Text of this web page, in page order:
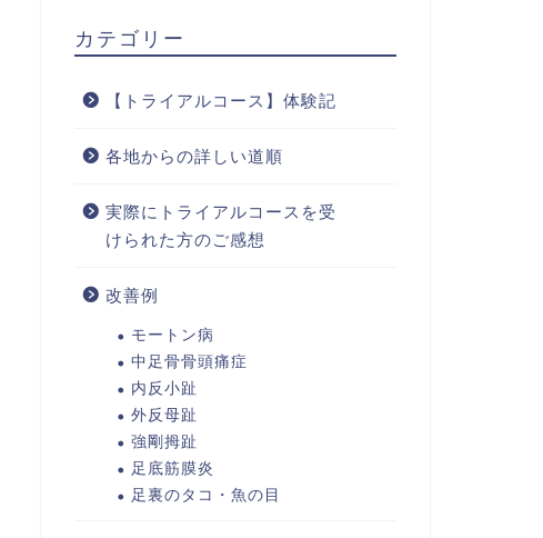
カテゴリー
【トライアルコース】体験記
各地からの詳しい道順
実際にトライアルコースを受
けられた方のご感想
改善例
モートン病
中足骨骨頭痛症
内反小趾
外反母趾
強剛拇趾
足底筋膜炎
足裏のタコ・魚の目